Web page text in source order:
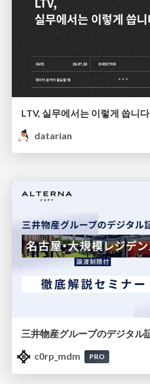
LTV, 실무에서는 이렇게 씁니다
datarian
c0rp_mdm
PRO